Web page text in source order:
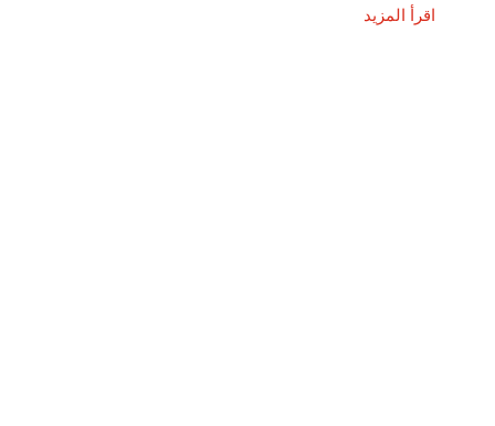
اقرأ المزيد